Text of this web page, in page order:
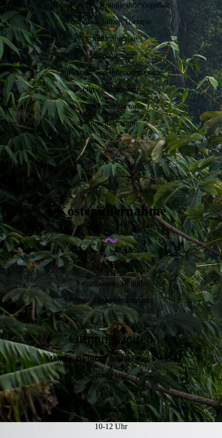
Homöopathie, Komplexhomöopathie
orthomolekulare Therapie
Schüßlertherapie
Aromatherapie
Injektions- und Infusionstherapie
Ohr-/ Akupunktur
Andullationstherapie
Spirovitaltherapie
Kostenübernahme
~
Selbstzahler
Privatkassen / Beihilfe
Private Zusatzversicherung
Öffnungszeiten
Montag, Dienstag, Donnerstag, Freitag
10-12 Uhr
15-18 Uhr
Samstag
10-12 Uhr